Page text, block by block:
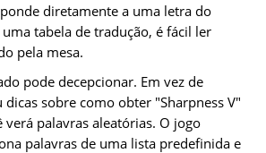
diretamente a uma letra do
tabela de tradução, é fácil ler
pela mesa.
pode decepcionar. Em vez de
sobre como obter "Sharpness V"
verá palavras aleatórias. O jogo
palavras de uma lista predefinida e